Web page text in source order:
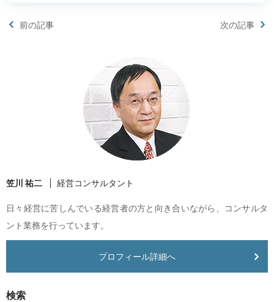
前の記事 次の記事
笠川 祐二 経営コンサルタント
日々経営に苦しんでいる経営者の方と向き合いながら、コンサルタ
ント業務を行っています。
プロフィール詳細へ
検索